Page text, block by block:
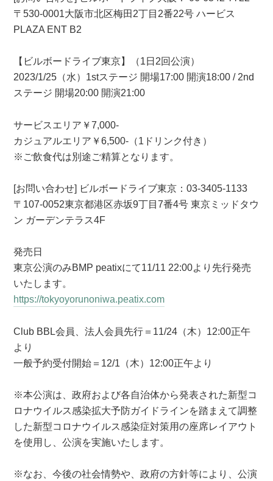
〒530-0001大阪市北区梅田2丁目2番22号 ハービス
PLAZA ENT B2
【ビルボードライブ東京】（1日2回公演）
2023/1/25（水）1stステージ 開場17:00 開演18:00 / 2nd
ステージ 開場20:00 開演21:00
サービスエリア￥7,000-
カジュアルエリア￥6,500-（1ドリンク付き）
※ご飲食代は別途ご精算となります。
[お問い合わせ] ビルボードライブ東京：03-3405-1133
〒107-0052東京都港区赤坂9丁目7番4号 東京ミッドタウ
ン ガーデンテラス4F
発売日
東京公演のみBMP peatixにて11/11 22:00より先行発売
いたします。
https://tokyoyorunoniwa.peatix.com
Club BBL会員、法人会員先行＝11/24（木）12:00正午
より
一般予約受付開始＝12/1（木）12:00正午より
※本公演は、政府および各自治体から発表された新型コ
ロナウイルス感染拡大予防ガイドラインを踏まえて調整
した新型コロナウイルス感染症対策用の座席レイアウト
を使用し、公演を実施いたします。
※なお、今後の社会情勢や、政府の方針等により、公演